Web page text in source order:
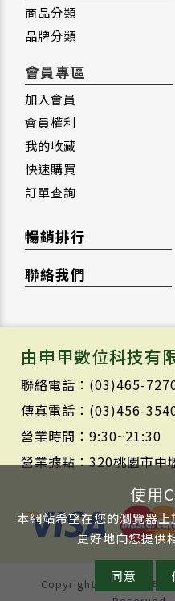
商品分類
品牌分類
會員專區
加入會員
會員權利
我的收藏
快速購買
訂單查詢
暢銷排行
聯絡我們
由申甲數位科技有
聯絡電話：(03)465-
傳真電話：(03)456-
營業時間：9:30~21:30
營業據點：320桃園市中
Copyright © 2020 由申
使用
本網站希望在您的瀏覽器
更好地向您提供
同意